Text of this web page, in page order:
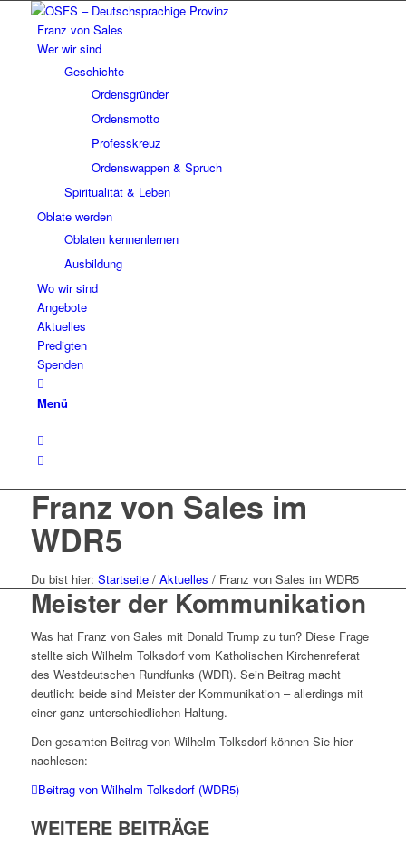
Franz von Sales
Wer wir sind
Geschichte
Ordensgründer
Ordensmotto
Professkreuz
Ordenswappen & Spruch
Spiritualität & Leben
Oblate werden
Oblaten kennenlernen
Ausbildung
Wo wir sind
Angebote
Aktuelles
Predigten
Spenden
Menü
Franz von Sales im
WDR5
Du bist hier: Startseite / Aktuelles / Franz von Sales im WDR5
Meister der Kommunikation
Was hat Franz von Sales mit Donald Trump zu tun? Diese Frage
stellte sich Wilhelm Tolksdorf vom Katholischen Kirchenreferat
des Westdeutschen Rundfunks (WDR). Sein Beitrag macht
deutlich: beide sind Meister der Kommunikation – allerdings mit
einer ganz unterschiedlichen Haltung.
Den gesamten Beitrag von Wilhelm Tolksdorf können Sie hier
nachlesen:
Beitrag von Wilhelm Tolksdorf (WDR5)
WEITERE BEITRÄGE